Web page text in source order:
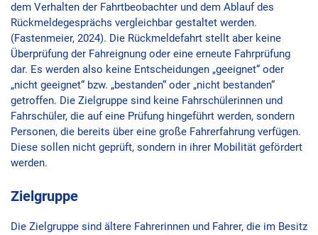
dem Verhalten der Fahrtbeobachter und dem Ablauf des
Rückmeldegesprächs vergleichbar gestaltet werden.
(Fastenmeier, 2024). Die Rückmeldefahrt stellt aber keine
Überprüfung der Fahreignung oder eine erneute Fahrprüfung
dar. Es werden also keine Entscheidungen „geeignet“ oder
„nicht geeignet“ bzw. „bestanden“ oder „nicht bestanden“
getroffen. Die Zielgruppe sind keine Fahrschülerinnen und
Fahrschüler, die auf eine Prüfung hingeführt werden, sondern
Personen, die bereits über eine große Fahrerfahrung verfügen.
Diese sollen nicht geprüft, sondern in ihrer Mobilität gefördert
werden.
Zielgruppe
Die Zielgruppe sind ältere Fahrerinnen und Fahrer, die im Besitz